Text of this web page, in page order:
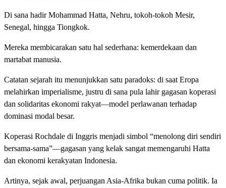
Di sana hadir Mohammad Hatta, Nehru, tokoh-tokoh Mesir,
Senegal, hingga Tiongkok.
Mereka membicarakan satu hal sederhana: kemerdekaan dan
martabat manusia.
Catatan sejarah itu menunjukkan satu paradoks: di saat Eropa
melahirkan imperialisme, justru di sana pula lahir gagasan koperasi
dan solidaritas ekonomi rakyat—model perlawanan terhadap
dominasi modal besar.
Koperasi Rochdale di Inggris menjadi simbol “menolong diri sendiri
bersama-sama”—gagasan yang kelak sangat memengaruhi Hatta
dan ekonomi kerakyatan Indonesia.
Artinya, sejak awal, perjuangan Asia-Afrika bukan cuma politik. Ia